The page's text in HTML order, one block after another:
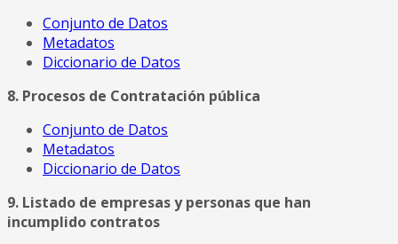
Conjunto de Datos
Metadatos
Diccionario de Datos
8. Procesos de Contratación pública
Conjunto de Datos
Metadatos
Diccionario de Datos
9. Listado de empresas y personas que han
incumplido contratos